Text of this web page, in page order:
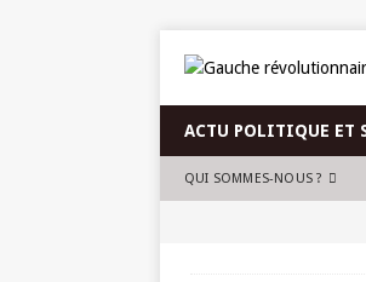
ACTU POLITIQUE ET
QUI SOMMES-NOUS ?